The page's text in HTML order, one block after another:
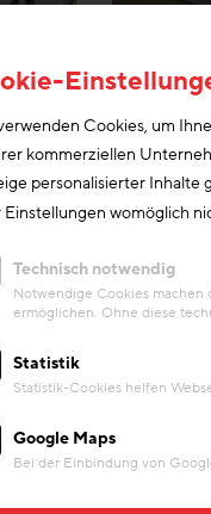
Cookies, um
kommerziellen
personalisierter Inhalte
Einstellungen womöglich
Technisch notwendig
Notwendige Cookies machen
ermöglichen. Ohne diese
Statistik
Statistik-Cookies helfen
Google Maps
Bei der Einbindung von